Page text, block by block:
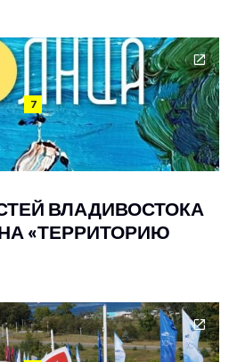
7
ВЛАДИВОСТОКА
«ТЕРРИТОРИЮ